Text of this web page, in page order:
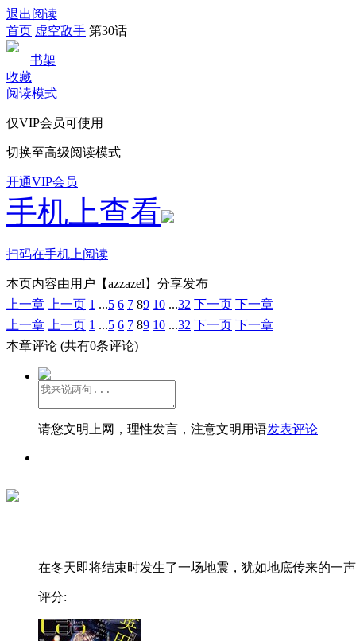
退出阅读
首页 虚空敌手 第30话
书架
收藏
阅读模式
仅VIP会员可使用
切换至高级阅读模式
开通VIP会员
手机上查看
扫码在手机上阅读
本页内容由用户【azzazel】分享发布
上一章
上一页 1 ...5 6 7 89 10 ...32 下一页 下一章
上一章
上一页 1 ...5 6 7 89 10 ...32 下一页 下一章
本章评论 (共有0条评论)
请您文明上网，理性发言，注意文明用语发表评论
在冬天即将结束时发生了一场地震，犹如地底传来的一
评分: